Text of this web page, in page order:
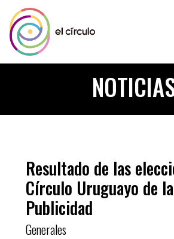
Resultado de las
Círculo Uruguayo de la
Publicidad
Generales